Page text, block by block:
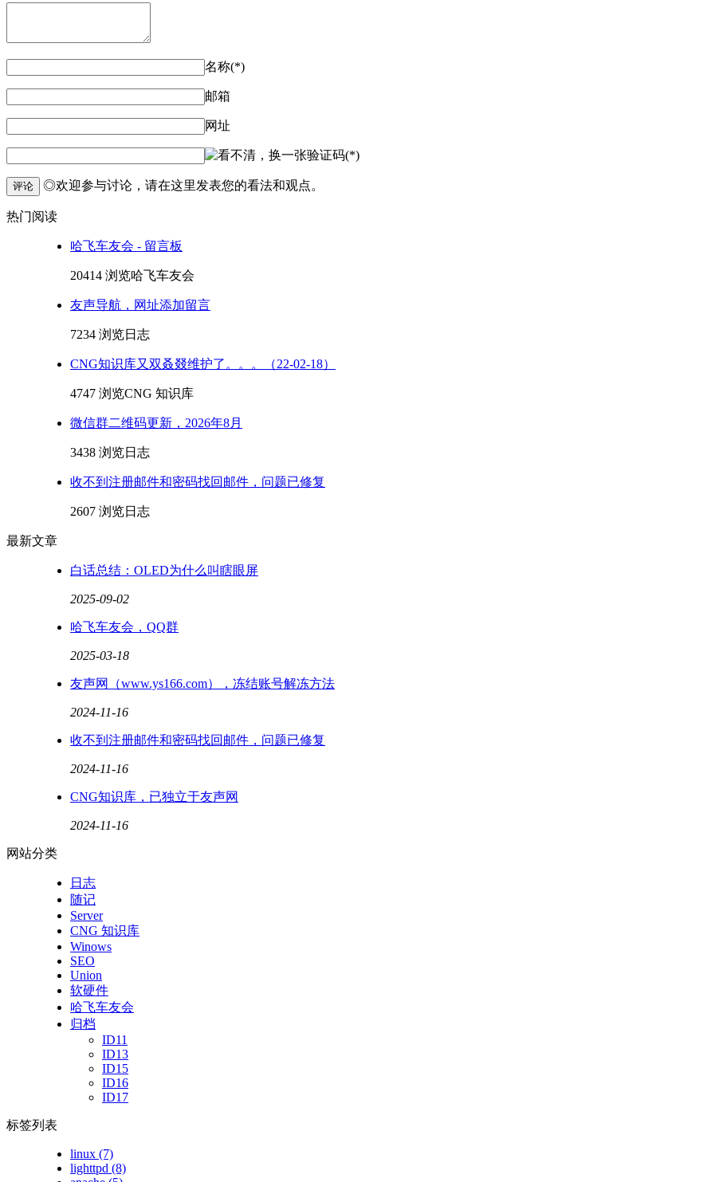
名称(*)
邮箱
网址
验证码(*)
评论 ◎欢迎参与讨论，请在这里发表您的看法和观点。
热门阅读
哈飞车友会 - 留言板
20414 浏览哈飞车友会
友声导航，网址添加留言
7234 浏览日志
CNG知识库又双叒叕维护了。。。（22-02-18）
4747 浏览CNG 知识库
微信群二维码更新，2026年8月
3438 浏览日志
收不到注册邮件和密码找回邮件，问题已修复
2607 浏览日志
最新文章
白话总结：OLED为什么叫瞎眼屏
2025-09-02
哈飞车友会，QQ群
2025-03-18
友声网（www.ys166.com），冻结账号解冻方法
2024-11-16
收不到注册邮件和密码找回邮件，问题已修复
2024-11-16
CNG知识库，已独立于友声网
2024-11-16
网站分类
日志
随记
Server
CNG 知识库
Winows
SEO
Union
软硬件
哈飞车友会
归档
ID11
ID13
ID15
ID16
ID17
标签列表
linux (7)
lighttpd (8)